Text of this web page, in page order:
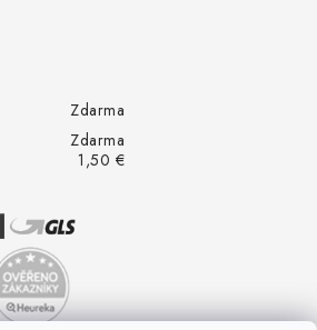
Zdarma
Zdarma
1,50 €